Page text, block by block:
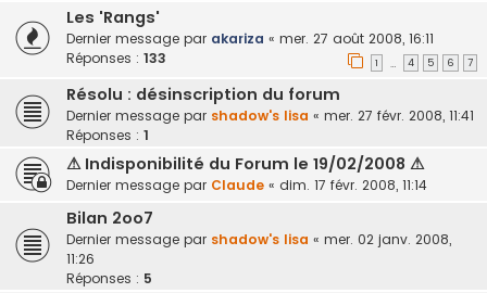
Les 'Rangs'
Dernier message par akariza « mer. 27 août 2008, 16:11
Réponses : 133 1 … 4 5 6 7
Résolu : désinscription du forum
Dernier message par shadow's lisa « mer. 27 févr. 2008, 11:41
Réponses : 1
⚠ Indisponibilité du Forum le 19/02/2008 ⚠
Dernier message par Claude « dim. 17 févr. 2008, 11:14
Bilan 2oo7
Dernier message par shadow's lisa « mer. 02 janv. 2008,
11:26
Réponses : 5